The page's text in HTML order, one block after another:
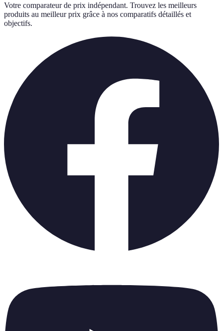
Votre comparateur de prix indépendant. Trouvez les meilleurs
produits au meilleur prix grâce à nos comparatifs détaillés et
objectifs.